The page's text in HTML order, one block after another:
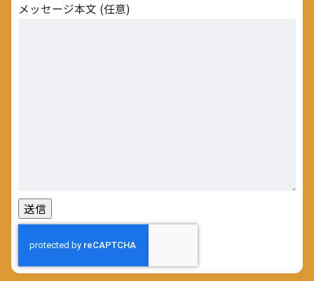
メッセージ本文 (任意)